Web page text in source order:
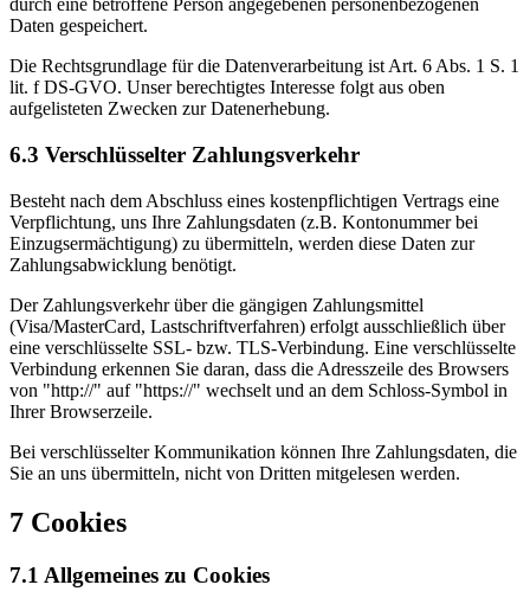
durch eine betroffene Person angegebenen personenbezogenen
Daten gespeichert.
Die Rechtsgrundlage für die Datenverarbeitung ist Art. 6 Abs. 1 S. 1
lit. f DS-GVO. Unser berechtigtes Interesse folgt aus oben
aufgelisteten Zwecken zur Datenerhebung.
6.3 Verschlüsselter Zahlungsverkehr
Besteht nach dem Abschluss eines kostenpflichtigen Vertrags eine
Verpflichtung, uns Ihre Zahlungsdaten (z.B. Kontonummer bei
Einzugsermächtigung) zu übermitteln, werden diese Daten zur
Zahlungsabwicklung benötigt.
Der Zahlungsverkehr über die gängigen Zahlungsmittel
(Visa/MasterCard, Lastschriftverfahren) erfolgt ausschließlich über
eine verschlüsselte SSL- bzw. TLS-Verbindung. Eine verschlüsselte
Verbindung erkennen Sie daran, dass die Adresszeile des Browsers
von "http://" auf "https://" wechselt und an dem Schloss-Symbol in
Ihrer Browserzeile.
Bei verschlüsselter Kommunikation können Ihre Zahlungsdaten, die
Sie an uns übermitteln, nicht von Dritten mitgelesen werden.
7 Cookies
7.1 Allgemeines zu Cookies